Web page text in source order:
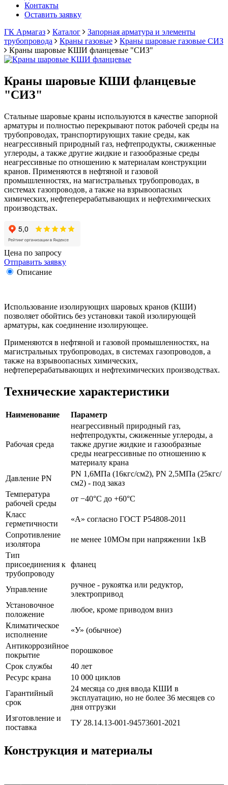
Контакты
Оставить заявку
ГК Армагаз
Каталог
Запорная арматура и элементы
трубопровода
Краны газовые
Краны шаровые газовые СИЗ
Краны шаровые КШИ фланцевые "СИЗ"
Краны шаровые КШИ фланцевые
"СИЗ"
Стальные шаровые краны используются в качестве запорной
арматуры и полностью перекрывают поток рабочей среды на
трубопроводах, транспортирующих такие среды, как
неагрессивный природный газ, нефтепродукты, сжиженные
углероды, а также другие жидкие и газообразные среды
неагрессивные по отношению к материалам конструкции
кранов. Применяются в нефтяной и газовой
промышленностях, на магистральных трубопроводах, в
системах газопроводов, а также на взрывоопасных
химических, нефтеперерабатывающих и нефтехимических
производствах.
Цена по запросу
Отправить заявку
Описание
Использование изолирующих шаровых кранов (КШИ)
позволяет обойтись без установки такой изолирующей
арматуры, как соединение изолирующее.
Применяются в нефтяной и газовой промышленностях, на
магистральных трубопроводах, в системах газопроводов, а
также на взрывоопасных химических,
нефтеперерабатывающих и нефтехимических производствах.
Технические характеристики
Наименование Параметр
Рабочая среда
неагрессивный природный газ,
нефтепродукты, сжиженные углероды, а
также другие жидкие и газообразные
среды неагрессивные по отношению к
материалу крана
Давление PN
PN 1,6МПа (16кгс/см2), PN 2,5МПа (25кгс/
см2) - под заказ
Температура
рабочей среды
от −40°С до +60°С
Класс
герметичности
«А» согласно ГОСТ Р54808-2011
Сопротивление
изолятора
не менее 10МОм при напряжении 1кВ
Тип
присоединения к
трубопроводу
фланец
Управление
ручное - рукоятка или редуктор,
электропривод
Установочное
положение
любое, кроме приводом вниз
Климатическое
исполнение
«У» (обычное)
Антикоррозийное
покрытие
порошковое
Срок службы
40 лет
Ресурс крана
10 000 циклов
Гарантийный
срок
24 месяца со дня ввода КШИ в
эксплуатацию, но не более 36 месяцев со
дня отгрузки
Изготовление и
поставка
ТУ 28.14.13-001-94573601-2021
Конструкция и материалы